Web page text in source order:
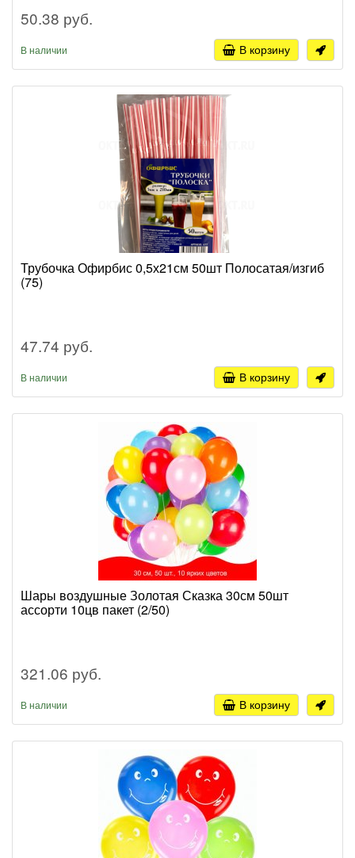
50.38 руб.
В наличии В корзину
Трубочка Офирбис 0,5х21см 50шт Полосатая/изгиб
(75)
47.74 руб.
В наличии В корзину
Шары воздушные Золотая Сказка 30см 50шт
ассорти 10цв пакет (2/50)
321.06 руб.
В наличии В корзину